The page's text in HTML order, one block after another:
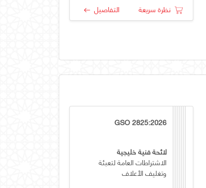
نظرة سريعة التفاصيل
GSO 2825:2026
لائحة فنية خليجية
الاشتراطات العامة لتعبئة
وتغليف الأعلاف